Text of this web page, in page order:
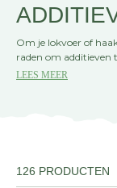
Om je lokvoer of
raden om additieven
poedervormige
LEES MEER
126 PRODUCTEN